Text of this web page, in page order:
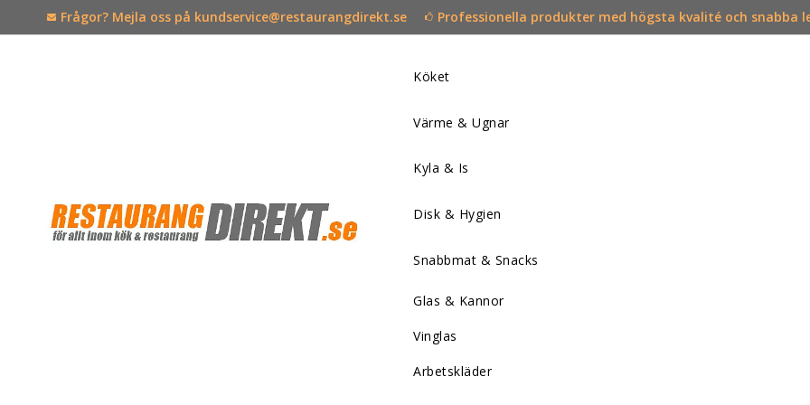
Frågor? Mejla oss på kundservice@restaurangdirekt.se Professionella produkter med högsta kvalité och snabba
Köket
Värme & Ugnar
Kyla & Is
Disk & Hygien
Snabbmat & Snacks
Glas & Kannor
Vinglas
Arbetskläder